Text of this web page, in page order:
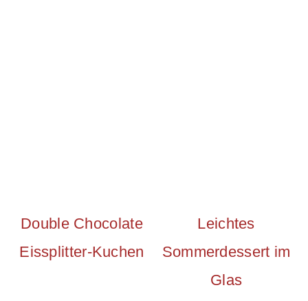
Double Chocolate
Eissplitter-Kuchen
Leichtes
Sommerdessert im
Glas